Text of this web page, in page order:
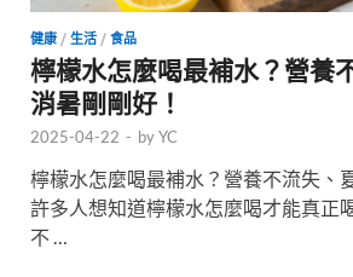
健康 / 生活 / 食品
檸檬水怎麼喝最補水？營養
消暑剛剛好！
2025-04-22 - byYC
檸檬水怎麼喝最補水？營養不流失、
許多人想知道檸檬水怎麼喝才能真正
不 …